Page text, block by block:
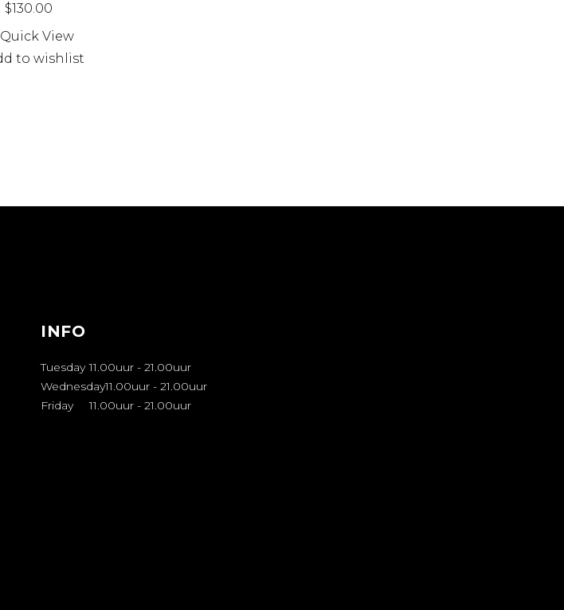
$130.00
Quick View
to wishlist
INFO
Tuesday 11.00uur - 21.00uur
Wednesday11.00uur - 21.00uur
Friday
11.00uur - 21.00uur